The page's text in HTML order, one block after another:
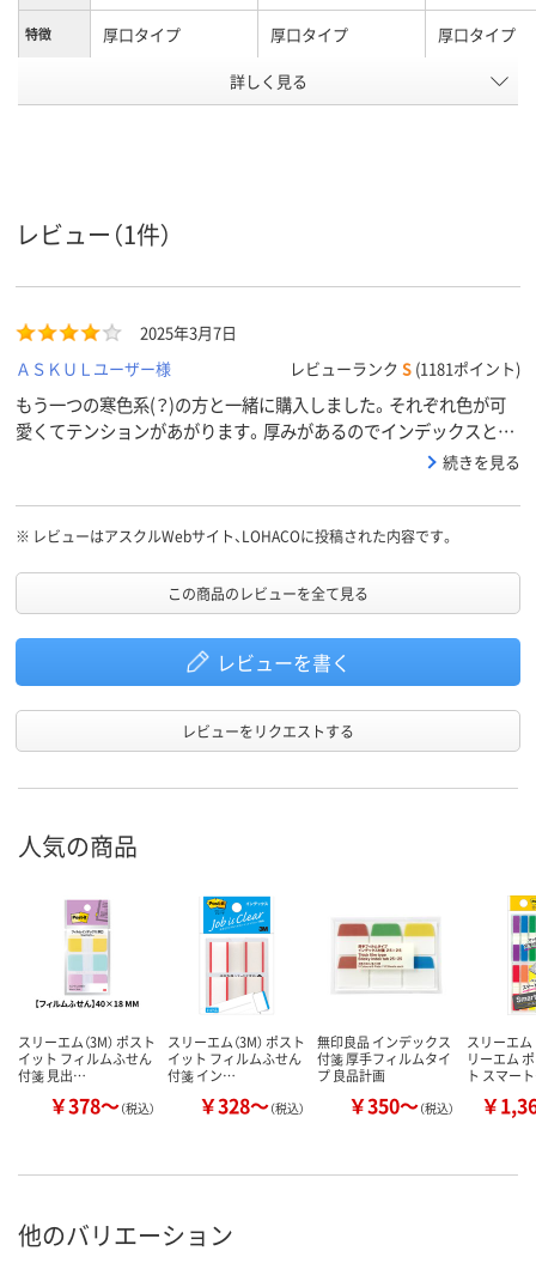
特徴 厚口タイプ 厚口タイプ 厚口タイプ
25.4×38.1mm
カラーシ
マルチカラー
ループ
ジ系、グリーン系
厚さ 0.12mm
アスクル
商品環境
55 56
詳しく見る
レビュー（1件）
2025年3月7日
ＡＳＫＵＬユーザー様
レビューランク S (1181ポイント)
もう一つの寒色系(？)の方と一緒に購入しました。それぞれ色が可
愛くてテンションがあがります。厚みがあるのでインデックスとし
続きを見る
※ レビューはアスクルWebサイト、LOHACOに投稿された内容です。
この商品のレビューを全て見る
レビューを書く
レビューをリクエストする
人気の商品
スリーエム（3M） ポスト
イット フィルムふせん
付箋 見出…
￥378～（税込）
スリーエム（3M） ポスト
イット フィルムふせん
付箋 イン…
￥328～（税込）
無印良品 インデックス
付箋 厚手フィルムタイ
プ 良品計画
￥350～（税込）
スリーエ
リーエム
ト スマー
￥
他のバリエーション